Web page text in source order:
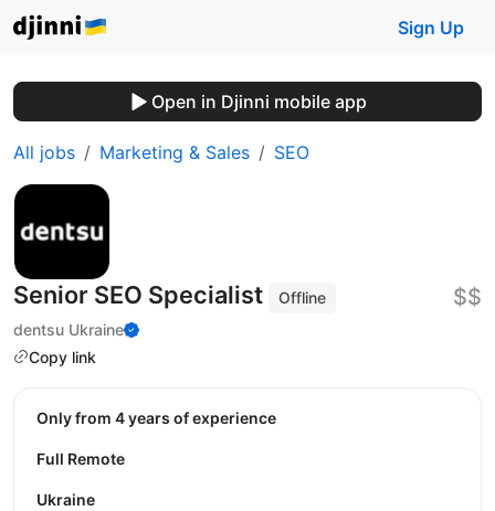
Sign Up
Open in Djinni mobile app
All jobs Marketing & Sales SEO
Senior SEO Specialist
Offline
dentsu Ukraine
Copy link
$$
Only from 4 years of experience
Full Remote
Ukraine